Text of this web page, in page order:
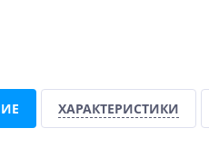
ХАРАКТЕРИСТИКИ